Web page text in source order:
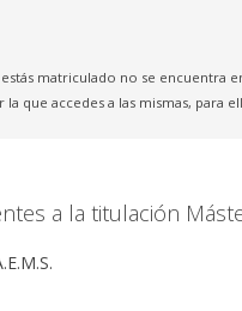
matriculado no se
que accedes a las mismas, para
a la titulación